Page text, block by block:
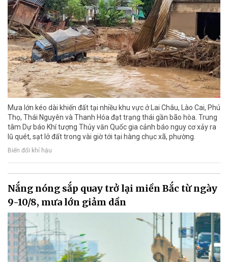
Mưa lớn kéo dài khiến đất tại nhiều khu vực ở Lai Châu, Lào Cai, Phú
Thọ, Thái Nguyên và Thanh Hóa đạt trạng thái gần bão hòa. Trung
tâm Dự báo Khí tượng Thủy văn Quốc gia cảnh báo nguy cơ xảy ra
lũ quét, sạt lở đất trong vài giờ tới tại hàng chục xã, phường.
Biến đổi khí hậu
Nắng nóng sắp quay trở lại miền Bắc từ ngày
9-10/8, mưa lớn giảm dần